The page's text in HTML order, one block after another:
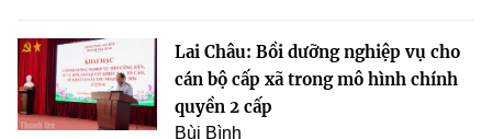
Lai Châu: Bồi dưỡng nghiệp vụ cho
cán bộ cấp xã trong mô hình chính
quyền 2 cấp
Bùi Bình